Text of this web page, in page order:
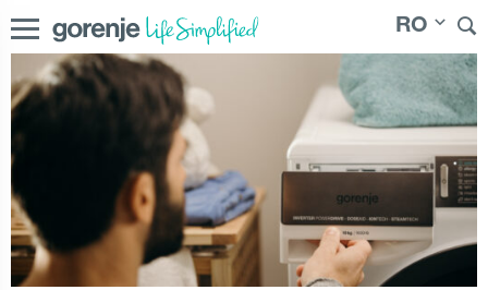
RO
Slovenija Česká republika|Slovenská
Magyarország Hrvatska Polska|
Österreich|Bosna i Hercegovina Deutschland|
România България|Северна Македонија Danmark|
Suomi|Norge|Sverige|Latvija|Lietuva|Moldova
Молдо́ва
Eesti